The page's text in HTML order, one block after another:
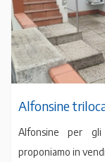
Alfonsine
Alfonsine per
proponiamo in